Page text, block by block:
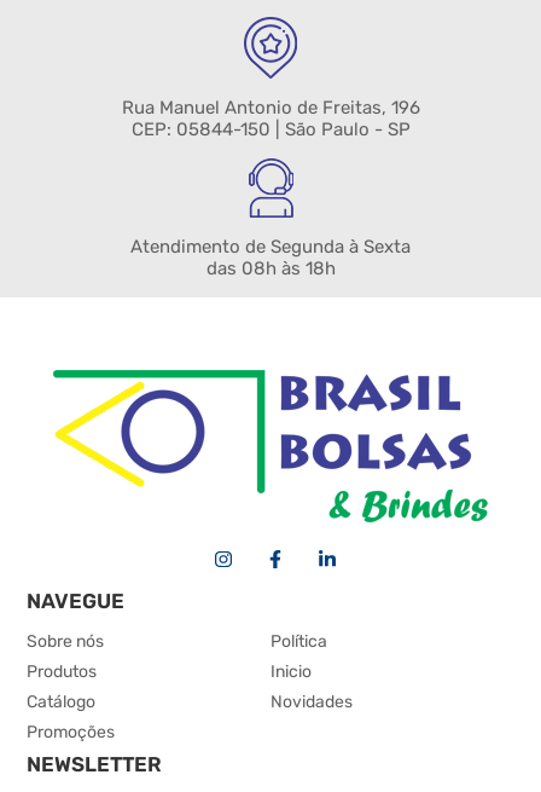
Rua Manuel Antonio de Freitas, 196
CEP: 05844-150 | São Paulo - SP
Atendimento de Segunda à Sexta
das 08h às 18h
NAVEGUE
Sobre nós
Política
Produtos
Inicio
Catálogo
Novidades
Promoções
NEWSLETTER